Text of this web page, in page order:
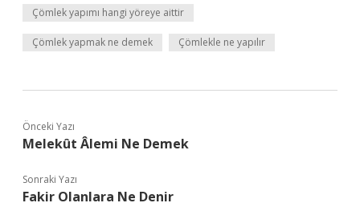
Çömlek yapımı hangi yöreye aittir
Çömlek yapmak ne demek Çömlekle ne yapılır
Önceki Yazı
Melekût Âlemi Ne Demek
Sonraki Yazı
Fakir Olanlara Ne Denir